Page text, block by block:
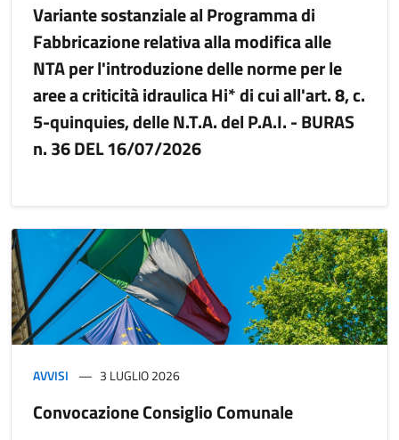
Variante sostanziale al Programma di
Fabbricazione relativa alla modifica alle
NTA per l'introduzione delle norme per le
aree a criticità idraulica Hi* di cui all'art. 8, c.
5-quinquies, delle N.T.A. del P.A.I. - BURAS
n. 36 DEL 16/07/2026
AVVISI 3 LUGLIO 2026
Convocazione Consiglio Comunale